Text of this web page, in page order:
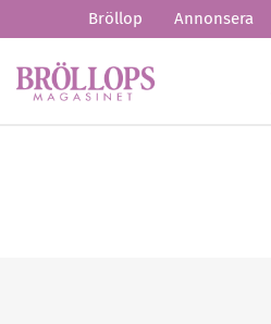
Bröllop Annonsera